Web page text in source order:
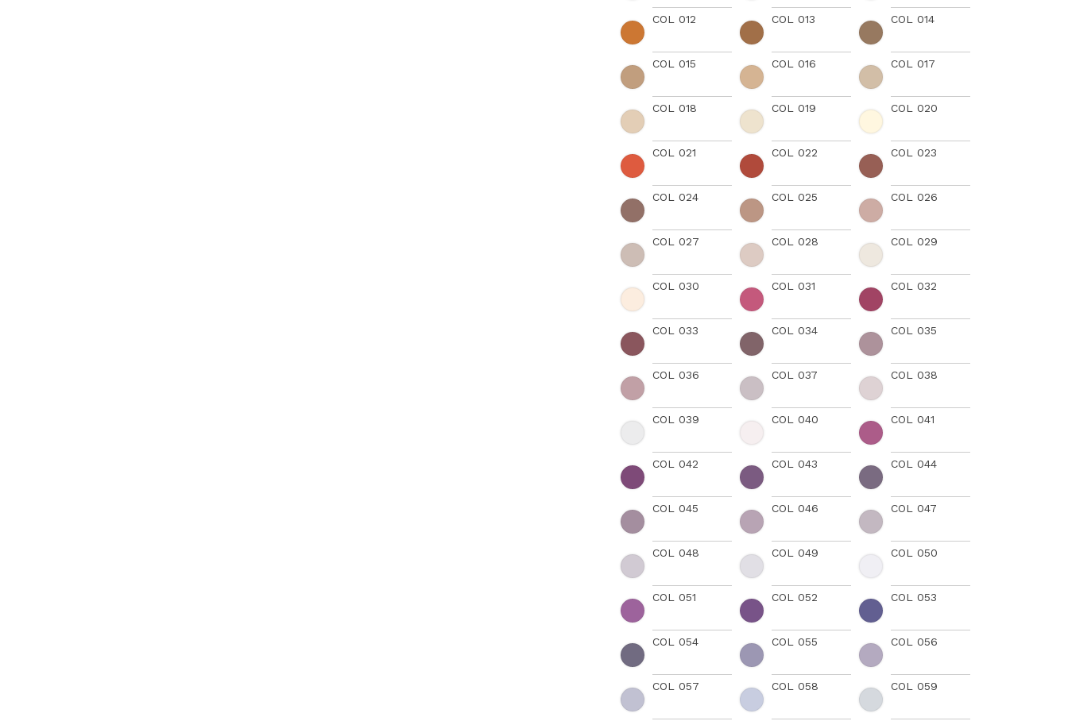
COL 012 COL 013 COL 014
COL 015 COL 016 COL 017
COL 018 COL 019 COL 020
COL 021 COL 022 COL 023
COL 024 COL 025 COL 026
COL 027 COL 028 COL 029
COL 030 COL 031 COL 032
COL 033 COL 034 COL 035
COL 036 COL 037 COL 038
COL 039 COL 040 COL 041
COL 042 COL 043 COL 044
COL 045 COL 046 COL 047
COL 048 COL 049 COL 050
COL 051 COL 052 COL 053
COL 054 COL 055 COL 056
COL 057 COL 058 COL 059